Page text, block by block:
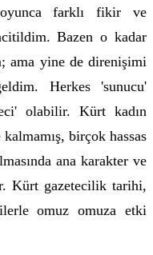
farklı fikir ve
Bazen o kadar
ama yine de direnişimi
Herkes 'sunucu'
olabilir. Kürt kadın
birçok hassas
ana karakter ve
Kürt gazetecilik tarihi,
omuz omuza etki